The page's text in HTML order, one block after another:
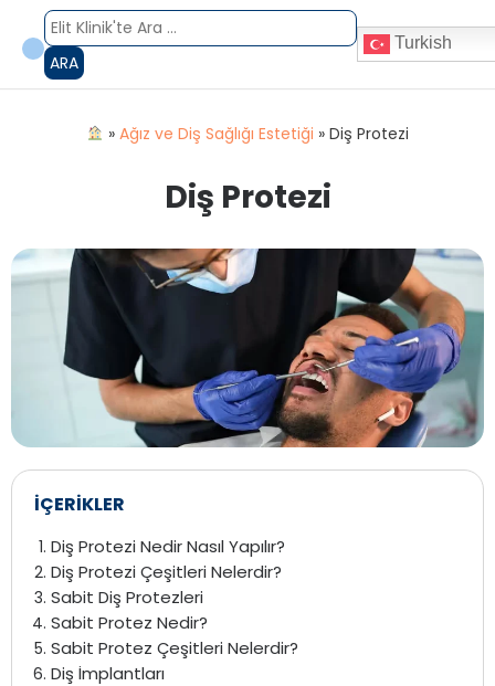
ARA
Turkish
» Ağız ve Diş Sağlığı Estetiği » Diş Protezi
Diş Protezi
İÇERİKLER
Diş Protezi Nedir Nasıl Yapılır?
Diş Protezi Çeşitleri Nelerdir?
Sabit Diş Protezleri
Sabit Protez Nedir?
Sabit Protez Çeşitleri Nelerdir?
Diş İmplantları